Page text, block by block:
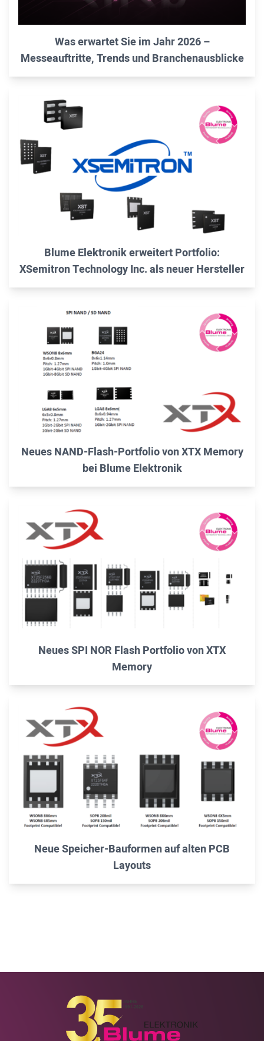
Was erwartet Sie im Jahr 2026 –
Messeauftritte, Trends und Branchenausblicke
Blume Elektronik erweitert Portfolio:
XSemitron Technology Inc. als neuer Hersteller
Neues NAND-Flash-Portfolio von XTX Memory
bei Blume Elektronik
Neues SPI NOR Flash Portfolio von XTX
Memory
Neue Speicher-Bauformen auf alten PCB
Layouts